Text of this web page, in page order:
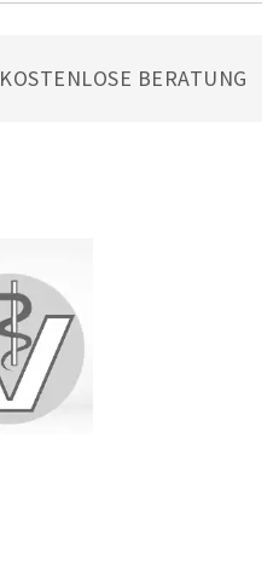
KOSTENLOSE BERATUNG